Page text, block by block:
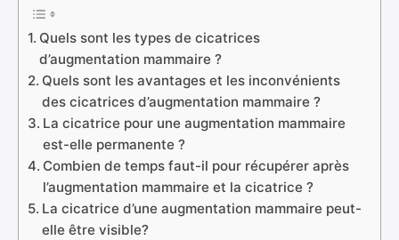
Quels sont les types de cicatrices
d’augmentation mammaire ?
Quels sont les avantages et les inconvénients
des cicatrices d’augmentation mammaire ?
La cicatrice pour une augmentation mammaire
est-elle permanente ?
Combien de temps faut-il pour récupérer après
l’augmentation mammaire et la cicatrice ?
La cicatrice d’une augmentation mammaire peut-
elle être visible?